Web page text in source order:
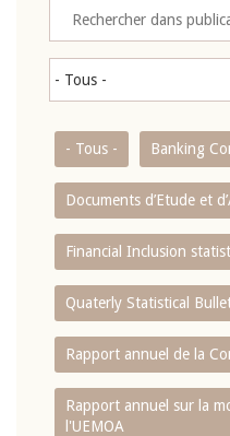
- Tous - Banking
Documents d’Etude et
Financial Inclusion
Quaterly Statistical
Rapport annuel de la
Rapport annuel sur la
l'UEMOA